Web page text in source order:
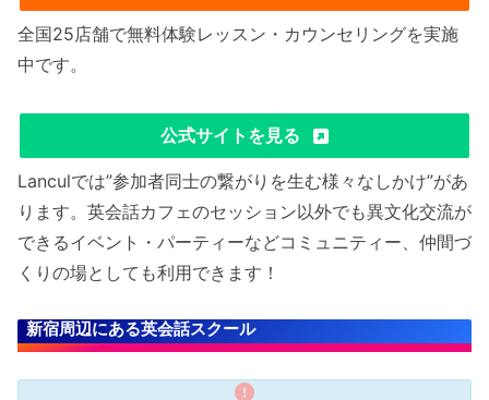
全国25店舗で無料体験レッスン・カウンセリングを実施
中です。
公式サイトを見る
Lanculでは”参加者同士の繋がりを生む様々なしかけ”があ
ります。英会話カフェのセッション以外でも異文化交流が
できるイベント・パーティーなどコミュニティー、仲間づ
くりの場としても利用できます！
新宿周辺にある英会話スクール